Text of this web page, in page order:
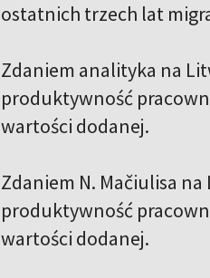
ostatnich trzech lat
Zdaniem analityka na
produktywność
wartości dodanej.
Zdaniem N. Mačiulisa
produktywność
wartości dodanej.